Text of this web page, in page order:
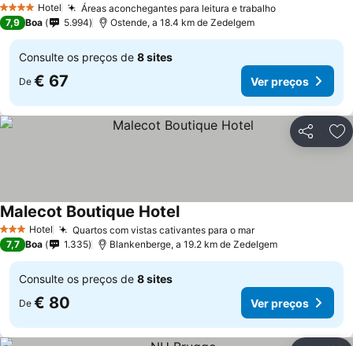
4 EstrelasHotel Áreas aconchegantes para leitura e trabalho
7,9 Boa 5.994 Ostende, a 18.4 km de Zedelgem
Consulte os preços de 8 sites
De € 67 Ver preços
Partilhar
3 EstrelasHotel Quartos com vistas cativantes para o mar
Malecot Boutique Hotel
7,7 Boa 1.335 Blankenberge, a 19.2 km de Zedelgem
Consulte os preços de 8 sites
De € 80 Ver preços